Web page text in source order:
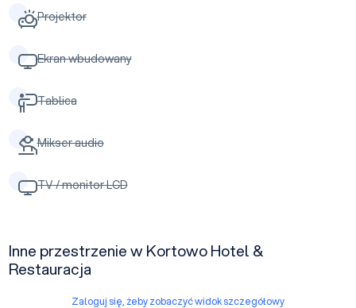
Projektor
Ekran wbudowany
Tablica
Mikser audio
TV / monitor LCD
Inne przestrzenie w Kortowo Hotel &
Restauracja
Zaloguj się, żeby zobaczyć widok szczegółowy